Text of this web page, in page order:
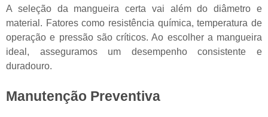
A seleção da mangueira certa vai além do diâmetro e
material. Fatores como resistência química, temperatura de
operação e pressão são críticos. Ao escolher a mangueira
ideal, asseguramos um desempenho consistente e
duradouro.
Manutenção Preventiva